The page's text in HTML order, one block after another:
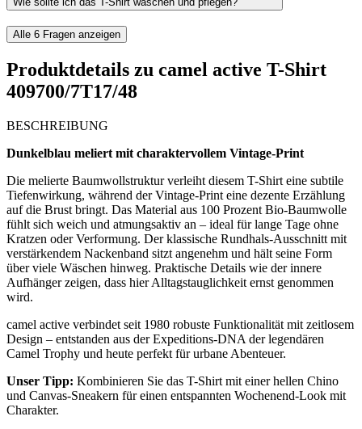
Alle 6 Fragen anzeigen
Produktdetails zu camel active T-Shirt
409700/7T17/48
BESCHREIBUNG
Dunkelblau meliert mit charaktervollem Vintage-Print
Die melierte Baumwollstruktur verleiht diesem T-Shirt eine subtile
Tiefenwirkung, während der Vintage-Print eine dezente Erzählung
auf die Brust bringt. Das Material aus 100 Prozent Bio-Baumwolle
fühlt sich weich und atmungsaktiv an – ideal für lange Tage ohne
Kratzen oder Verformung. Der klassische Rundhals-Ausschnitt mit
verstärkendem Nackenband sitzt angenehm und hält seine Form
über viele Wäschen hinweg. Praktische Details wie der innere
Aufhänger zeigen, dass hier Alltagstauglichkeit ernst genommen
wird.
camel active verbindet seit 1980 robuste Funktionalität mit zeitlosem
Design – entstanden aus der Expeditions-DNA der legendären
Camel Trophy und heute perfekt für urbane Abenteuer.
Unser Tipp: Kombinieren Sie das T-Shirt mit einer hellen Chino
und Canvas-Sneakern für einen entspannten Wochenend-Look mit
Charakter.